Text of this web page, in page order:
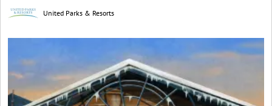
United Parks & Resorts